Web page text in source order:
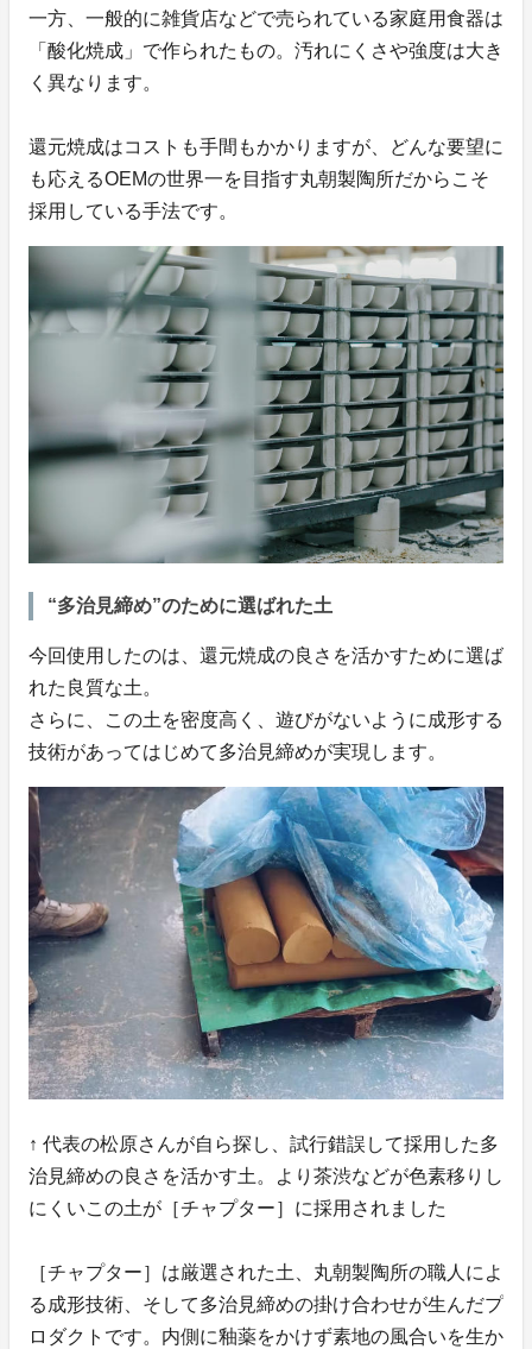
一方、一般的に雑貨店などで売られている家庭用食器は
「酸化焼成」で作られたもの。汚れにくさや強度は大き
く異なります。
還元焼成はコストも手間もかかりますが、どんな要望に
も応えるOEMの世界一を目指す丸朝製陶所だからこそ
採用している手法です。
“多治見締め”のために選ばれた土
今回使用したのは、還元焼成の良さを活かすために選ば
れた良質な土。
さらに、この土を密度高く、遊びがないように成形する
技術があってはじめて多治見締めが実現します。
↑ 代表の松原さんが自ら探し、試行錯誤して採用した多
治見締めの良さを活かす土。より茶渋などが色素移りし
にくいこの土が［チャプター］に採用されました
［チャプター］は厳選された土、丸朝製陶所の職人によ
る成形技術、そして多治見締めの掛け合わせが生んだプ
ロダクトです。内側に釉薬をかけず素地の風合いを生か